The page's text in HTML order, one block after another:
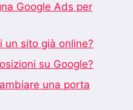
Google Ads per
un sito già online?
su Google?
una porta